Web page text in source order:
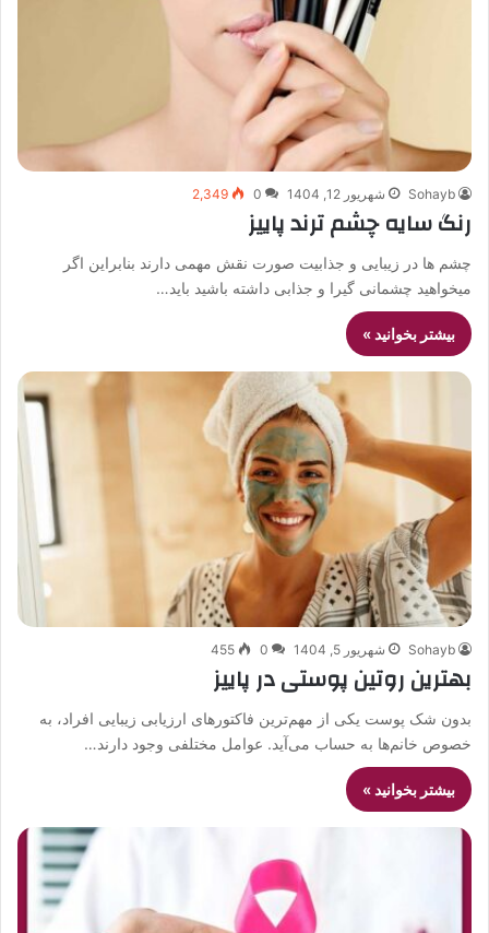
Sohayb شهریور 12, 1404 0
2,349
رنگ سایه چشم ترند پاییز
چشم ها در زیبایی و جذابیت صورت نقش مهمی دارند بنابراین اگر
میخواهید چشمانی گیرا و جذابی داشته باشید باید…
بیشتر بخوانید »
Sohayb شهریور 5, 1404 0
455
بهترین روتین پوستی در پاییز
بدون شک پوست یکی از مهم‌ترین فاکتورهای ارزیابی زیبایی افراد، به
خصوص خانم‌ها به حساب می‌آید. عوامل مختلفی وجود دارند…
بیشتر بخوانید »